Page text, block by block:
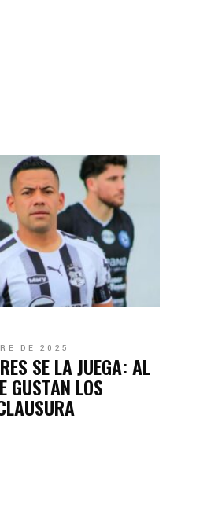
DE 2025
SE LA JUEGA: AL
GUSTAN LOS